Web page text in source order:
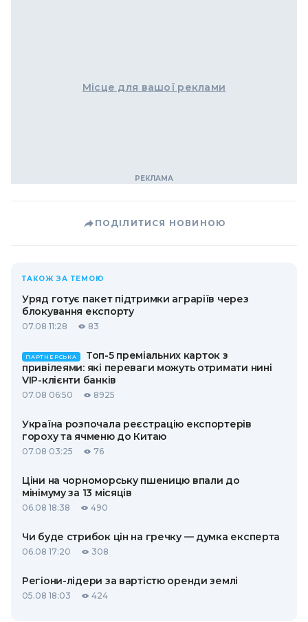
Місце для вашої реклами
ПОДІЛИТИСЯ НОВИНОЮ
ТАКОЖ ЗА ТЕМОЮ
Уряд готує пакет підтримки аграріїв через
блокування експорту
07.08 11:28 83
ПАРТНЕРСЬКА
Топ-5 преміальних карток з
привілеями: які переваги можуть отримати нині
VIP-клієнти банків
07.08 06:50 8925
Україна розпочала реєстрацію експортерів
гороху та ячменю до Китаю
07.08 03:25 76
Ціни на чорноморську пшеницю впали до
мінімуму за 13 місяців
06.08 18:38 490
Чи буде стрибок цін на гречку — думка експерта
06.08 17:20 308
Регіони-лідери за вартістю оренди землі
05.08 18:03 424